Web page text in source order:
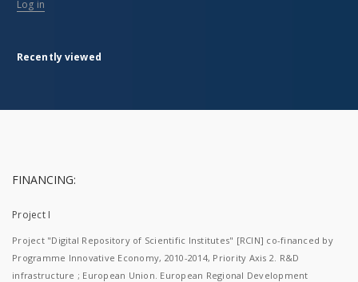
Log in
Recently viewed
FINANCING:
Project I
Project "Digital Repository of Scientific Institutes" [RCIN] co-financed by
Programme Innovative Economy, 2010-2014, Priority Axis 2. R&D
infrastructure ; European Union. European Regional Development